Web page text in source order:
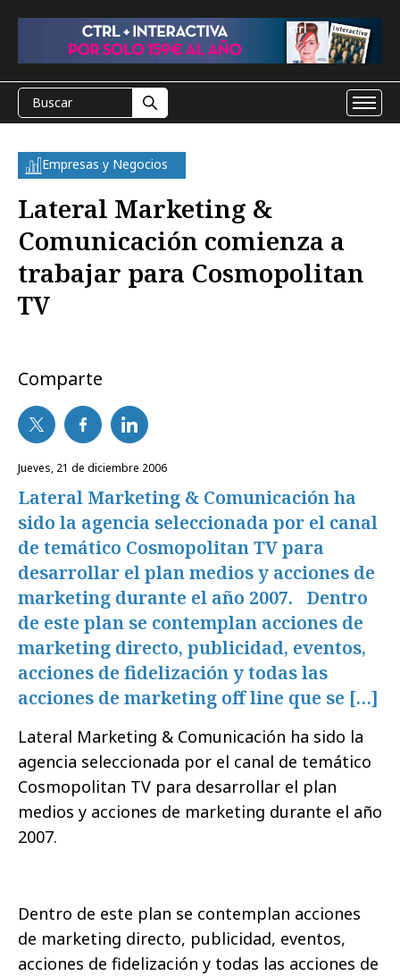
Empresas y Negocios
Lateral Marketing &
Comunicación comienza a
trabajar para Cosmopolitan
TV
Comparte
jueves, 21 de diciembre 2006
Lateral Marketing & Comunicación ha
sido la agencia seleccionada por el canal
de temático Cosmopolitan TV para
desarrollar el plan medios y acciones de
marketing durante el año 2007. Dentro
de este plan se contemplan acciones de
marketing directo, publicidad, eventos,
acciones de fidelización y todas las
acciones de marketing off line que se […]
Lateral Marketing & Comunicación ha sido la
agencia seleccionada por el canal de temático
Cosmopolitan TV para desarrollar el plan
medios y acciones de marketing durante el año
2007.
Dentro de este plan se contemplan acciones
de marketing directo, publicidad, eventos,
acciones de fidelización y todas las acciones de